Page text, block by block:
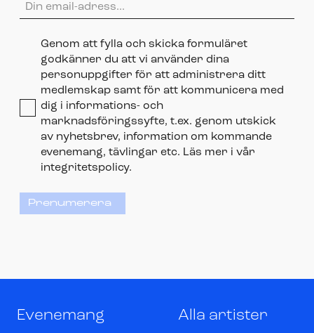
Genom att fylla och skicka formuläret
godkänner du att vi använder dina
personuppgifter för att administrera ditt
medlemskap samt för att kommunicera med
dig i informations- och
marknadsföringssyfte, t.ex. genom utskick
av nyhetsbrev, information om kommande
evenemang, tävlingar etc. Läs mer i vår
integritetspolicy.
Prenumerera
Evenemang Alla artister